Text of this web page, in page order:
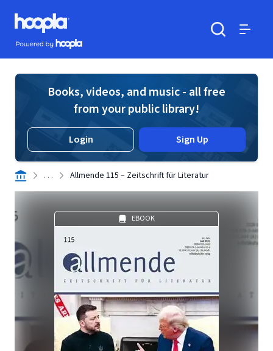
Skip to main content
Hoopla logo
Powered by Hoopla
Books, videos, and music - all free
from your public library!
Login Sign Up
. . . Allmende 115 – Zeitschrift für Literatur
EBOOK